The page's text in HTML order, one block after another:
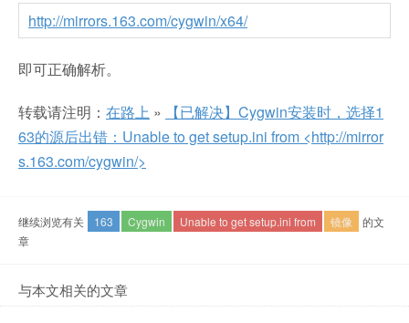
http://mirrors.163.com/cygwin/x64/
即可正确解析。
转载请注明： 在路上 »
【已解决】Cygwin安装时，选择1
63的源后出错：Unable to get setup.ini from <http://mirror
s.163.com/cygwin/>
继续浏览有关 163 Cygwin Unable to get setup.ini from 镜像
的文
章
与本文相关的文章